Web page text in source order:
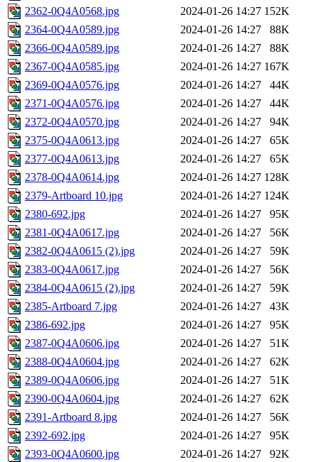
2362-0Q4A0568.jpg
2024-01-26 14:27 152K
2364-0Q4A0589.jpg
2024-01-26 14:27
88K
2366-0Q4A0589.jpg
2024-01-26 14:27
88K
2367-0Q4A0585.jpg
2024-01-26 14:27 167K
2369-0Q4A0576.jpg
2024-01-26 14:27
44K
2371-0Q4A0576.jpg
2024-01-26 14:27
44K
2372-0Q4A0570.jpg
2024-01-26 14:27
94K
2375-0Q4A0613.jpg
2024-01-26 14:27
65K
2377-0Q4A0613.jpg
2024-01-26 14:27
65K
2378-0Q4A0614.jpg
2024-01-26 14:27 128K
2379-Artboard 10.jpg
2024-01-26 14:27 124K
2380-692.jpg
2024-01-26 14:27
95K
2381-0Q4A0617.jpg
2024-01-26 14:27
56K
2382-0Q4A0615 (2).jpg
2024-01-26 14:27
59K
2383-0Q4A0617.jpg
2024-01-26 14:27
56K
2384-0Q4A0615 (2).jpg
2024-01-26 14:27
59K
2385-Artboard 7.jpg
2024-01-26 14:27
43K
2386-692.jpg
2024-01-26 14:27
95K
2387-0Q4A0606.jpg
2024-01-26 14:27
51K
2388-0Q4A0604.jpg
2024-01-26 14:27
62K
2389-0Q4A0606.jpg
2024-01-26 14:27
51K
2390-0Q4A0604.jpg
2024-01-26 14:27
62K
2391-Artboard 8.jpg
2024-01-26 14:27
56K
2392-692.jpg
2024-01-26 14:27
95K
2393-0Q4A0600.jpg
2024-01-26 14:27
92K